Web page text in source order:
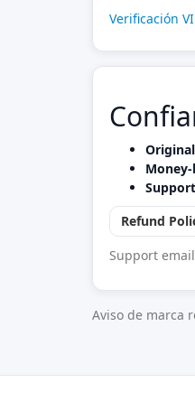
Verificación
Refund
Support
Aviso de marca